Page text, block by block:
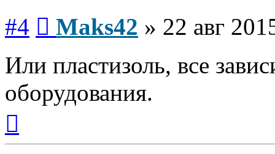
#4 Maks42 » 22 авг
Или пластизоль, все
оборудования.
началу